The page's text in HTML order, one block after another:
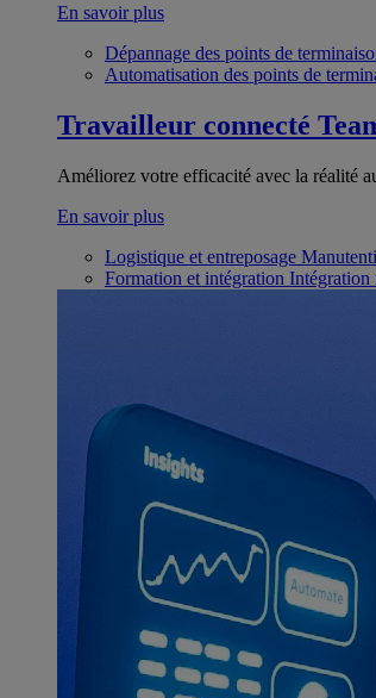
En savoir plus
Dépannage des points de
Automatisation des points de
Travailleur connecté
Améliorez votre efficacité avec la réalité
En savoir plus
Logistique et entreposage
Formation et intégration Intégration